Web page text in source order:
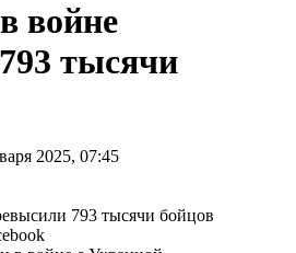
войне
тысячи
2025, 07:45